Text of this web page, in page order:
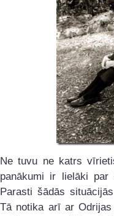
Ne tuvu ne katrs
panākumi ir lielāki
Parasti šādās
Tā notika arī ar